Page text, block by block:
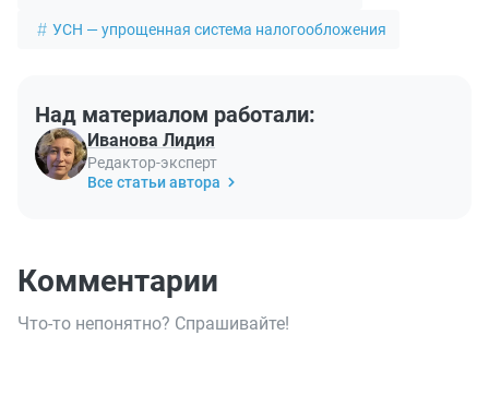
УСН — упрощенная система налогообложения
Над материалом работали:
Иванова Лидия
Редактор-эксперт
Все статьи автора
Комментарии
Что-то непонятно? Спрашивайте!